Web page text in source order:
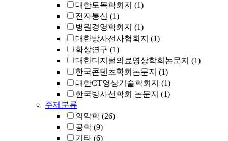
대한토목학회지 (1)
전자통신 (1)
병원경영학회지 (1)
대한방사선사협회지 (1)
화상연구 (1)
대한디지털의료영상학회논문지 (1)
한국콘텐츠학회논문지 (1)
대한CT영상기술학회지 (1)
한국방사선학회 논문지 (1)
주제분류
의약학 (26)
공학 (9)
기타 (6)